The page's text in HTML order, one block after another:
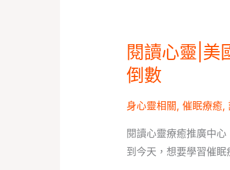
閱讀心靈|美
倒數
身心靈相關 ,催眠療癒,
閱讀心靈療癒推廣中
到今天，想要學習催
閱
讀
心
靈|
國
NGH